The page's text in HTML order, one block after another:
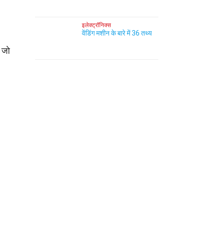
इलेक्ट्रॉनिक्स
वेंडिंग मशीन के बारे में 36 तथ्य